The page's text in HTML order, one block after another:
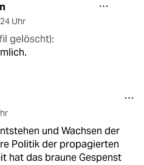
Uhr
gelöscht):
und Wachsen der
Politik der propagierten
hat das braune Gespenst